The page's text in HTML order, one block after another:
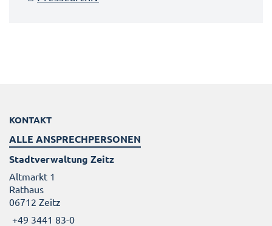
KONTAKT
ALLE ANSPRECHPERSONEN
Stadtverwaltung Zeitz
Altmarkt 1
Rathaus
06712 Zeitz
+49 3441 83-0